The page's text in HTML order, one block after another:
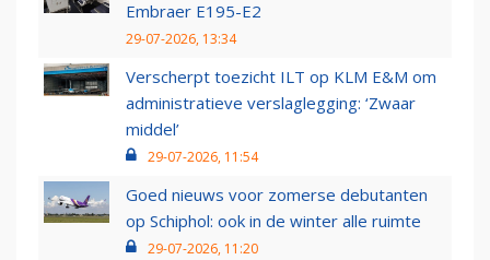
Embraer E195-E2
29-07-2026, 13:34
Verscherpt toezicht ILT op KLM E&M om
administratieve verslaglegging: ‘Zwaar
middel’
29-07-2026, 11:54
Goed nieuws voor zomerse debutanten
op Schiphol: ook in de winter alle ruimte
29-07-2026, 11:20